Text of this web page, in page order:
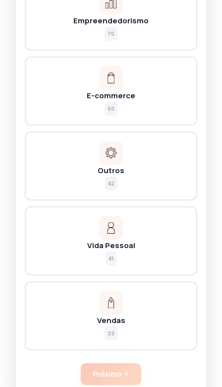
Empreendedorismo
70
E-commerce
50
Outros
42
Vida Pessoal
41
Vendas
33
Próximo